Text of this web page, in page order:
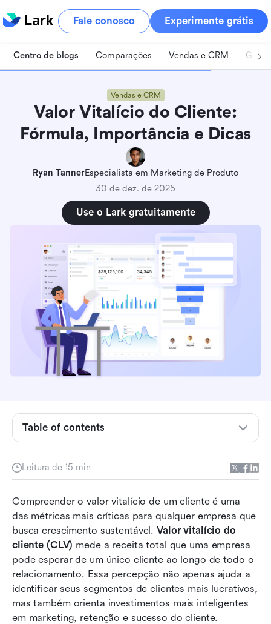
Fale conosco Experimente grátis
Centro de blogs Comparações Vendas e CRM
Vendas e CRM
Valor Vitalício do Cliente:
Fórmula, Importância e Dicas
Ryan TannerEspecialista em Marketing de Produto
30 de dez. de 2025
Use o Lark gratuitamente
Leitura de 15 min
Compreender o valor vitalício de um cliente é uma
das métricas mais críticas para qualquer empresa que
busca crescimento sustentável. Valor vitalício do
cliente (CLV) mede a receita total que uma empresa
pode esperar de um único cliente ao longo de todo o
relacionamento. Essa percepção não apenas ajuda a
identificar seus segmentos de clientes mais lucrativos,
mas também orienta investimentos mais inteligentes
em marketing, retenção e sucesso do cliente.
Table of contents
Por que o valor vitalício do cliente é importante
colaboração mais inteligente)
vitalício do cliente
Melhores práticas para gerenciar o valor
vitalício do cliente de forma eficaz
Conclusão
Perguntas frequentes
Leitura relacionada